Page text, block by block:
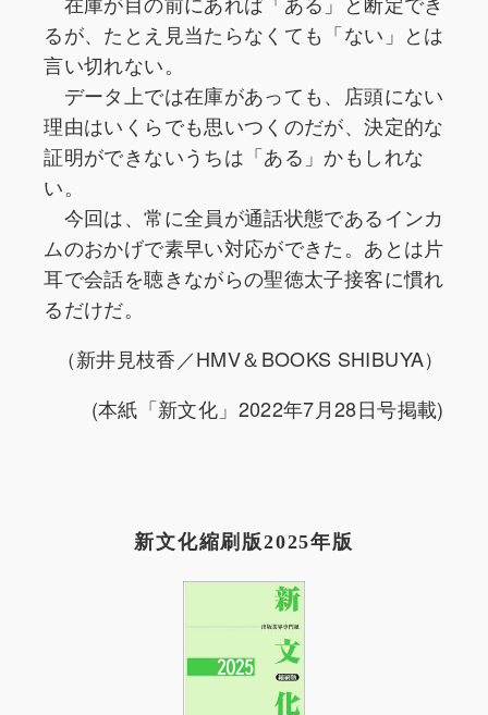
るが、たとえ見当たらなくても「ない」とは
言い切れない。
データ上では在庫があっても、店頭にない
理由はいくらでも思いつくのだが、決定的な
証明ができないうちは「ある」かもしれな
い。
今回は、常に全員が通話状態であるインカ
ムのおかげで素早い対応ができた。あとは片
耳で会話を聴きながらの聖徳太子接客に慣れ
るだけだ。
（新井見枝香／HMV＆BOOKS SHIBUYA）
(本紙「新文化」2022年7月28日号掲載)
新文化縮刷版2025年版